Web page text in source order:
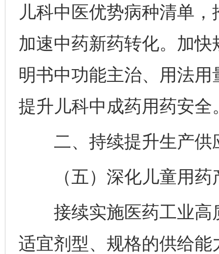
儿科中医优势病种清单
加速中药新药转化。加
明书中功能主治、用法
提升儿科中成药用药安全
二、持续提升生产供
（五）深化儿童用药
接续实施医药工业高
适宜剂型、规格的供给